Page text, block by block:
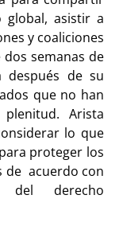
global, asistir a
y coaliciones
dos semanas de
después de su
que no han
Arista
lo que
proteger los
de acuerdo con
del derecho